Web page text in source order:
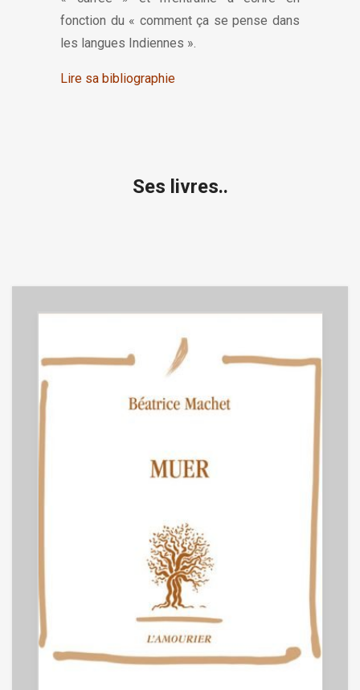
fonction du « comment ça se pense dans
les langues Indiennes ».
Lire sa bibliographie
Ses livres..